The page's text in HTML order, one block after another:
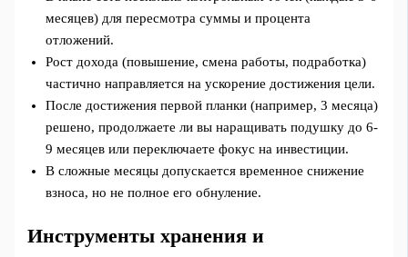
месяцев) для пересмотра суммы и процента
отложений.
Рост дохода (повышение, смена работы, подработка)
частично направляется на ускорение достижения цели.
После достижения первой планки (например, 3 месяца)
решено, продолжаете ли вы наращивать подушку до 6-
9 месяцев или переключаете фокус на инвестиции.
В сложные месяцы допускается временное снижение
взноса, но не полное его обнуление.
Инструменты хранения и